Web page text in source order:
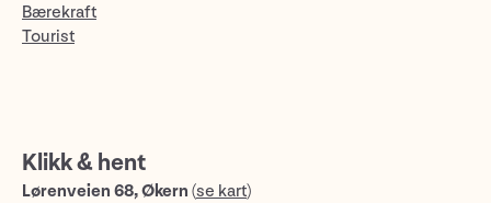
Bærekraft
Tourist
Klikk & hent
Lørenveien 68, Økern (se kart)